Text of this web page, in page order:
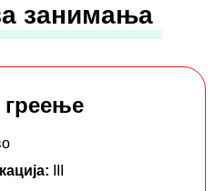
занимања
греење